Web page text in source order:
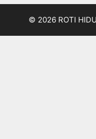
© 2026 ROTI